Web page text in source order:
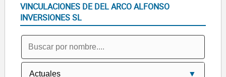
VINCULACIONES DE DEL ARCO ALFONSO
INVERSIONES SL